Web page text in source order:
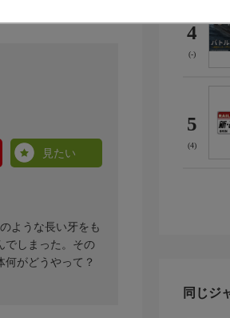
見たい
ような長い牙をも
でしまった。その
がどうやって？
4
(-)
5
(4)
同じジ